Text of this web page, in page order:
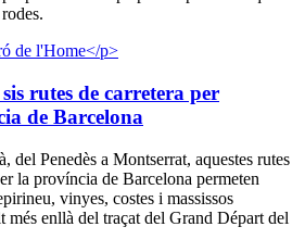
rutes de carretera per
de Barcelona
del Penedès a Montserrat, aquestes rutes
la província de Barcelona permeten
vinyes, costes i massissos
més enllà del traçat del Grand Départ del